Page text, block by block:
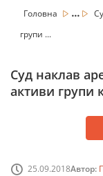
Головна ...
групи ...
Суд наклав
активи групи
25.09.2018Автор: